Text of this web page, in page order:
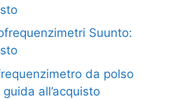
Suunto:
da polso
all’acquisto